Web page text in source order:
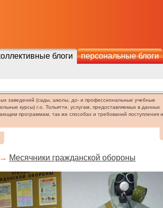
блоги персональные блоги
заведений (сады, школы, до- и профессиональные учебные
курсы) г.о. Тольятти, услугам, предоставляемых в данных
программам, так же способах и требований поступления и
→ Месячники гражданской обороны